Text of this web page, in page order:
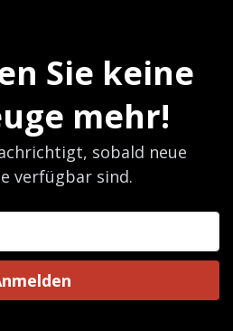
Sie keine
mehr!
sobald neue
verfügbar sind.